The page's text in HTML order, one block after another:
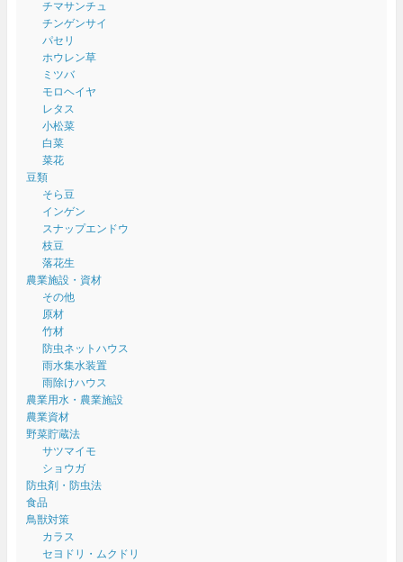
チマサンチュ
チンゲンサイ
パセリ
ホウレン草
ミツバ
モロヘイヤ
レタス
小松菜
白菜
菜花
豆類
そら豆
インゲン
スナップエンドウ
枝豆
落花生
農業施設・資材
その他
原材
竹材
防虫ネットハウス
雨水集水装置
雨除けハウス
農業用水・農業施設
農業資材
野菜貯蔵法
サツマイモ
ショウガ
防虫剤・防虫法
食品
鳥獣対策
カラス
セヨドリ・ムクドリ